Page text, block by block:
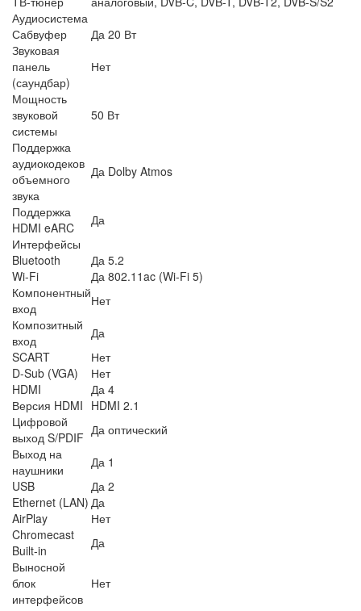
Аудиосистема
Сабвуфер
Да 20 Вт
Звуковая
панель
(саундбар)
Нет
Мощность
звуковой
системы
50 Вт
Поддержка
аудиокодеков
объемного
звука
Да Dolby Atmos
Поддержка
HDMI eARC
Да
Интерфейсы
Bluetooth
Да 5.2
Wi-Fi
Да 802.11ac (Wi-Fi 5)
Компонентный
вход
Нет
Композитный
вход
Да
SCART
Нет
D-Sub (VGA)
Нет
HDMI
Да 4
Версия HDMI HDMI 2.1
Цифровой
выход S/PDIF Да оптический
Выход на
наушники
Да 1
USB
Да 2
Ethernet (LAN) Да
AirPlay
Нет
Chromecast
Built-in
Да
Выносной
блок
интерфейсов
Нет